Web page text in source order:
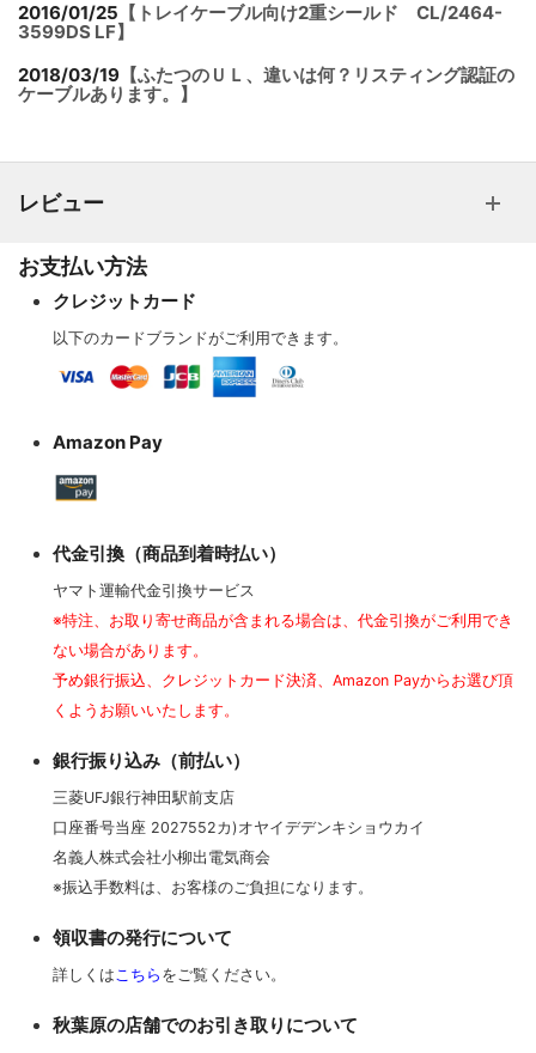
2016/01/25 【トレイケーブル向け2重シールド CL/2464-
3599DS LF】
2018/03/19 【ふたつのＵＬ、違いは何？リスティング認証の
ケーブルあります。】
レビュー
お支払い方法
クレジットカード
以下のカードブランドがご利用できます。
Amazon Pay
代金引換（商品到着時払い）
ヤマト運輸代金引換サービス
※特注、お取り寄せ商品が含まれる場合は、代金引換がご利用でき
ない場合があります。
予め銀行振込、クレジットカード決済、Amazon Payからお選び頂
くようお願いいたします。
銀行振り込み（前払い）
三菱UFJ銀行神田駅前支店
口座番号当座 2027552カ)オヤイデデンキショウカイ
名義人株式会社小柳出電気商会
※振込手数料は、お客様のご負担になります。
領収書の発行について
詳しくはこちら をご覧ください。
秋葉原の店舗でのお引き取りについて